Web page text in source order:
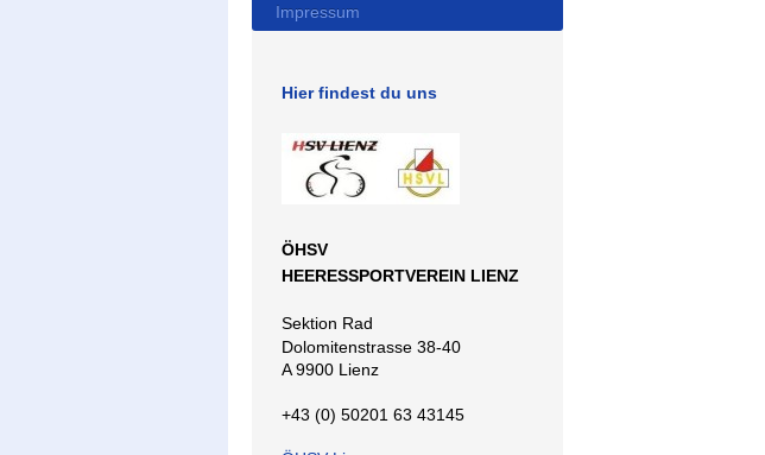
Impressum
Hier findest du uns
ÖHSV
HEERESSPORTVEREIN LIENZ
Sektion Rad
Dolomitenstrasse 38-40
A 9900 Lienz
+43 (0) 50201 63 43145